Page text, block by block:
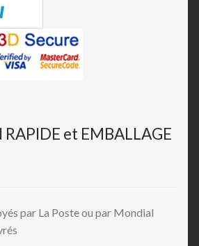
et EMBALLAGE
par La Poste ou par Mondial